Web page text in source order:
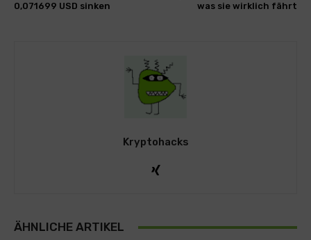
0,071699 USD sinken
was sie wirklich fährt
Kryptohacks
ÄHNLICHE ARTIKEL